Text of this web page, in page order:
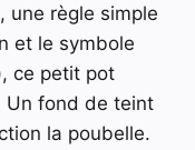
une règle simple
et le symbole
ce petit pot
Un fond de teint
la poubelle.